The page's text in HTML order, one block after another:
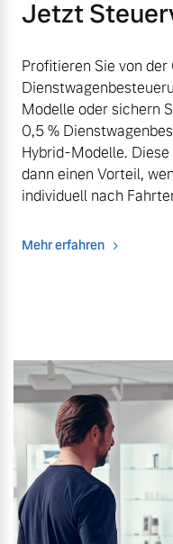
Jetzt
Profitieren Sie von der
Modelle oder sichern
0,5 %
Hybrid-Modelle.
dann einen Vorteil,
individuell nach
Mehr erfahren